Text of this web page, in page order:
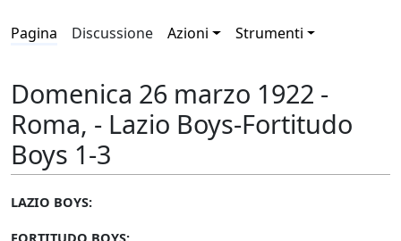
Pagina Discussione Azioni Strumenti
Domenica 26 marzo 1922 -
Roma, - Lazio Boys-Fortitudo
Boys 1-3
LAZIO BOYS: